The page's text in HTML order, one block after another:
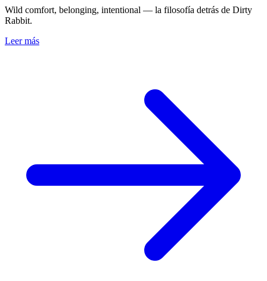
Wild comfort, belonging, intentional — la filosofía detrás de Dirty
Rabbit.
Leer más